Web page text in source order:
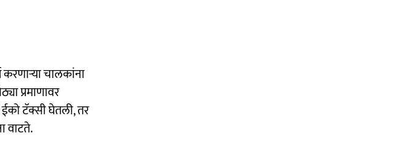
चालकांना
प्रमाणावर
टॅक्सी घेतली, तर
वाटते.